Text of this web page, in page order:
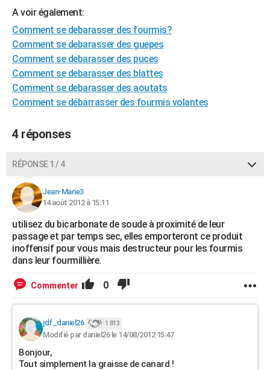
LIFESTYLE
Art de vivre
Bien-être
Loisirs
Mode
Modes de vie
SANTE
Alimentation
Guide de la santé
Maladies
Médicaments
Sommeil
VOYAGE
Destinations
City break
Voyage nature
Voyage de noces
Forum
Climat
+PHOTO
GUIDES D'ACHAT
BONS PLANS
Dictionnaire
Biographies
Citations
Expressions
Proverbes
PROGRAMME TV
COPAINS D'AVANT
S'inscrire
Se connecter
Lycées
Collèges
Primaires
Universités
Entreprises
Service militaire
Avis de recherche
AVIS DE DÉCÈS
FORUM
A voir également:
Comment se debarasser des fourmis?
Comment se debarasser des guepes
Comment se debarasser des puces
Comment se debarasser des blattes
Comment se debarasser des aoutats
Comment se débarrasser des fourmis volantes
4 réponses
RÉPONSE 1 / 4
Jean-Marie3
14 août 2012 à 15:11
utilisez du bicarbonate de soude à proximité de leur
passage et par temps sec, elles emporteront ce produit
inoffensif pour vous mais destructeur pour les fourmis
dans leur fourmillière.
Commenter 0
jdf_daniel26 1 813
Modifié par daniel26 le 14/08/2012 15:47
Bonjour,
Tout simplement la graisse de canard !